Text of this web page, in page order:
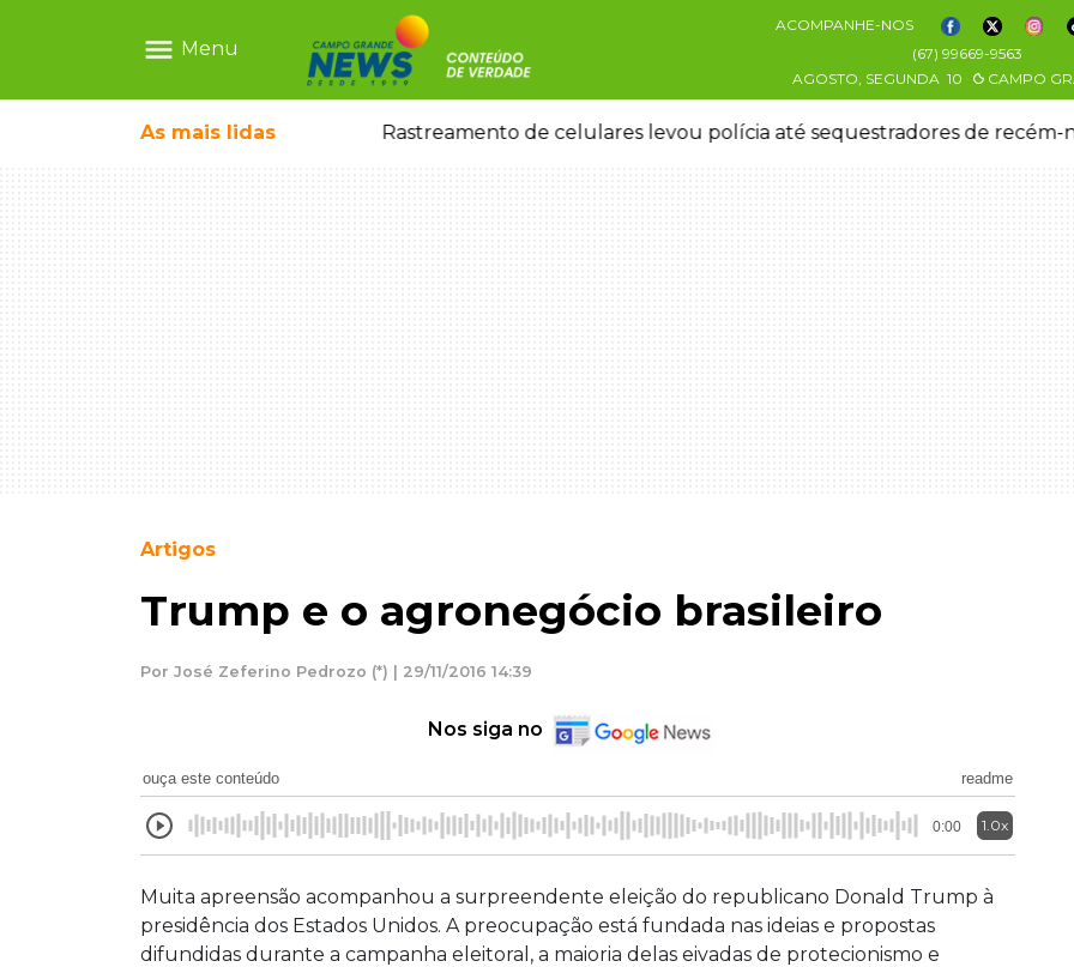
menu Menu
ACOMPANHE-NOS
(67) 99669-9563
AGOSTO, SEGUNDA 10 CAMPO
As mais lidas
detona Capital Rastreamento de celulares levou polícia até sequestradores de recém-
Artigos
Trump e o agronegócio brasileiro
Por José Zeferino Pedrozo (*) | 29/11/2016 14:39
Nos siga no
ouça este conteúdo readme
0:00 1.0x
Muita apreensão acompanhou a surpreendente eleição do republicano Donald Trump à
presidência dos Estados Unidos. A preocupação está fundada nas ideias e propostas
difundidas durante a campanha eleitoral, a maioria delas eivadas de protecionismo e